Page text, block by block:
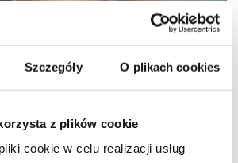
Szczegóły O plikach cookies
z plików cookie
cookie w celu realizacji usług